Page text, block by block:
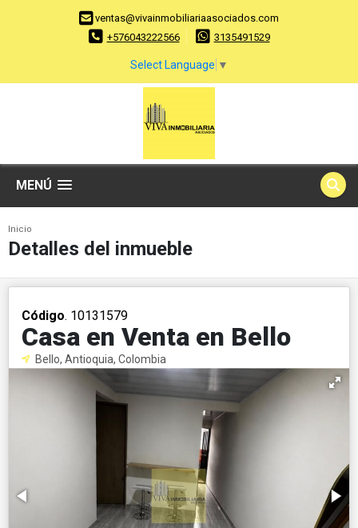
ventas@vivainmobiliariaasociados.com
+576043222566
3135491529
Select Language ▼
MENÚ
Inicio
Detalles del inmueble
Código. 10131579
Casa en Venta en Bello
Bello, Antioquia, Colombia